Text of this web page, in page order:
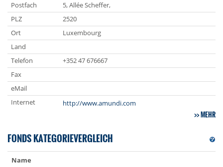
Postfach
5, Allée Scheffer,
PLZ
2520
Ort
Luxembourg
Land
Telefon
+352 47 676667
Fax
eMail
Internet
http://www.amundi.com
MEHR
FONDS KATEGORIEVERGLEICH
Name